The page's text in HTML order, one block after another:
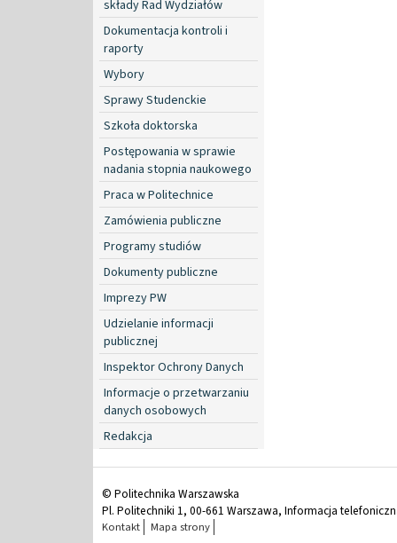
składy Rad Wydziałów
Dokumentacja kontroli i
raporty
Wybory
Sprawy Studenckie
Szkoła doktorska
Postępowania w sprawie
nadania stopnia naukowego
Praca w Politechnice
Zamówienia publiczne
Programy studiów
Dokumenty publiczne
Imprezy PW
Udzielanie informacji
publicznej
Inspektor Ochrony Danych
Informacje o przetwarzaniu
danych osobowych
Redakcja
© Politechnika Warszawska
Pl. Politechniki 1, 00-661 Warszawa, Informacja
Kontakt Mapa strony